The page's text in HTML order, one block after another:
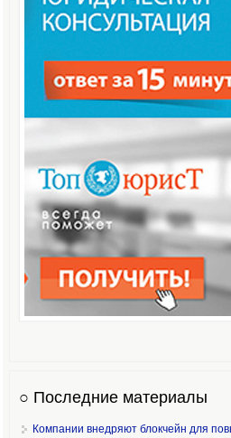
○ Последние материалы
Компании внедряют блокчейн для